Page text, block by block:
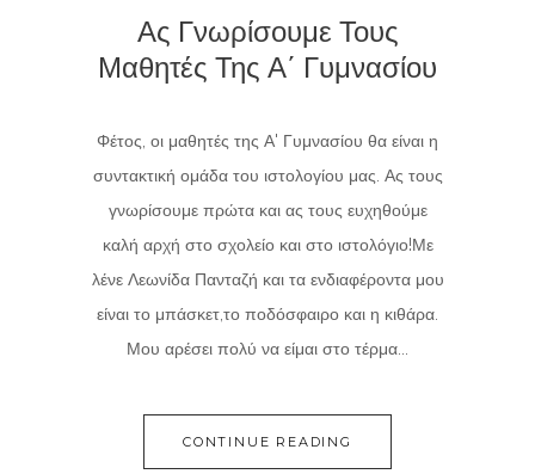
Ας Γνωρίσουμε Τους
Μαθητές Της Α΄ Γυμνασίου
Φέτος, οι μαθητές της Α' Γυμνασίου θα είναι η
συντακτική ομάδα του ιστολογίου μας. Ας τους
γνωρίσουμε πρώτα και ας τους ευχηθούμε
καλή αρχή στο σχολείο και στο ιστολόγιο!Με
λένε Λεωνίδα Πανταζή και τα ενδιαφέροντα μου
είναι το μπάσκετ,το ποδόσφαιρο και η κιθάρα.
Μου αρέσει πολύ να είμαι στο τέρμα...
CONTINUE READING